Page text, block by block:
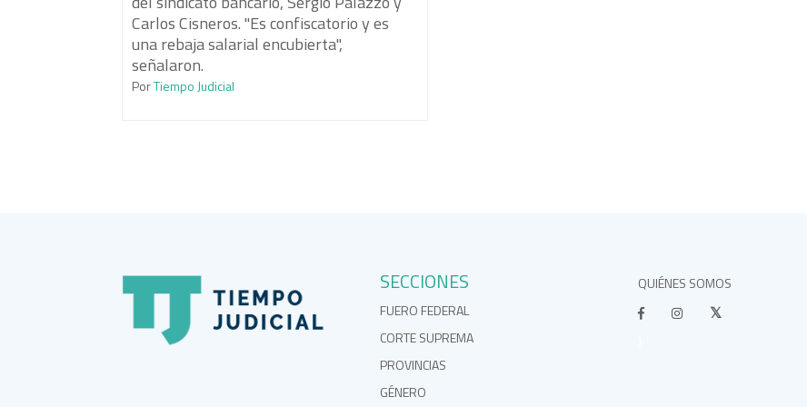
Carlos Cisneros. "Es confiscatorio y es
una rebaja salarial encubierta",
señalaron.
PorTiempo Judicial
SECCIONES
FUERO FEDERAL
CORTE SUPREMA
PROVINCIAS
GÉNERO
QUIÉNES SOMOS